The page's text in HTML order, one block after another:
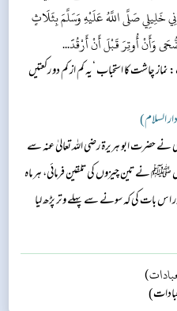
خَلِيلِي صَلَّى اللَّهُ عَلَيْهِ وَسَلَّمَ بِثَلَاثٍ
وَأَنْ أُوتِرَ قَبْلَ أَنْ أَرْقُدََ...
چاشت کا استحباب ‘یہ کم از کم دو رکعتیں
السلام)
نے حضرت ابو ہریرۃ رضی اللہ تعالیٰ عنہ سے
نے تین چیزوں کی تلقین فرمائی، ہر ماہ
بات کی کہ سونے سے پہلے وتر پڑھ لیا